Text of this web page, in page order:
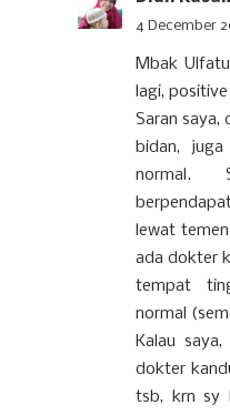
4 December
Mbak
lagi,
Saran saya,
bidan,
normal.
lewat
ada dokter
tempat
normal
Kalau
dokter
tsb, krn sy